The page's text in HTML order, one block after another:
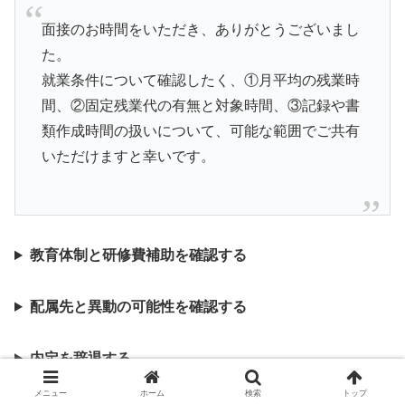
面接のお時間をいただき、ありがとうございまし
た。
就業条件について確認したく、①月平均の残業時
間、②固定残業代の有無と対象時間、③記録や書
類作成時間の扱いについて、可能な範囲でご共有
いただけますと幸いです。
教育体制と研修費補助を確認する
配属先と異動の可能性を確認する
内定を辞退する
メニュー ホーム 検索 トップ